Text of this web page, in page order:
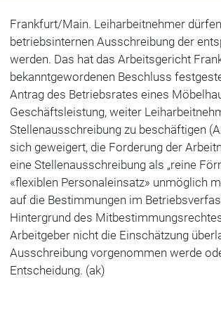
Frankfurt/Main. Leiharbeitnehmer
betriebsinternen Ausschreibung der
werden. Das hat das Arbeitsgericht
bekanntgewordenen Beschluss
Antrag des Betriebsrates eines
Geschäftsleistung, weiter
Stellenausschreibung zu beschäftigen
sich geweigert, die Forderung der
eine Stellenausschreibung als „reine
«flexiblen Personaleinsatz» unmöglich
auf die Bestimmungen im
Hintergrund des
Arbeitgeber nicht die Einschätzung
Ausschreibung vorgenommen werde
Entscheidung. (ak)